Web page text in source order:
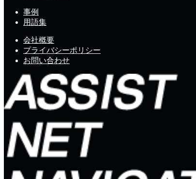
事例
用語集
会社概要
プライバシーポリシー
お問い合わせ